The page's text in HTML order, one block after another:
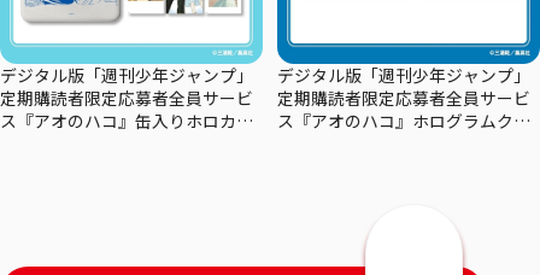
デジタル版「週刊少年ジャンプ」
定期購読者限定応募者全員サービ
ス『アオのハコ』缶入りホロカー
デジタル版「週刊少年ジャンプ」
定期購読者限定応募者全員サービ
ス『アオのハコ』ホログラムクリ